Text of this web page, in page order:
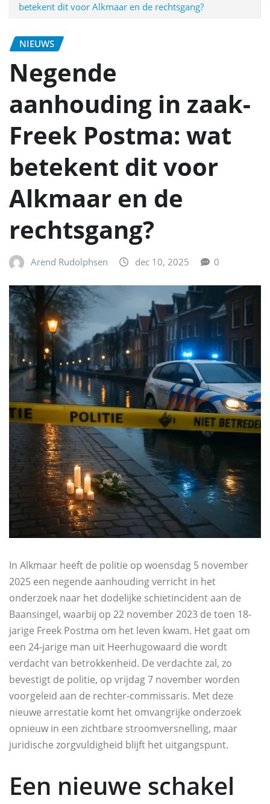
betekent dit voor Alkmaar en de rechtsgang?
NIEUWS
Negende
aanhouding in zaak-
Freek Postma: wat
betekent dit voor
Alkmaar en de
rechtsgang?
Arend Rudolphsen dec 10, 2025 0
In Alkmaar heeft de politie op woensdag 5 november
2025 een negende aanhouding verricht in het
onderzoek naar het dodelijke schietincident aan de
Baansingel, waarbij op 22 november 2023 de toen 18-
jarige Freek Postma om het leven kwam. Het gaat om
een 24-jarige man uit Heerhugowaard die wordt
verdacht van betrokkenheid. De verdachte zal, zo
bevestigt de politie, op vrijdag 7 november worden
voorgeleid aan de rechter-commissaris. Met deze
nieuwe arrestatie komt het omvangrijke onderzoek
opnieuw in een zichtbare stroomversnelling, maar
juridische zorgvuldigheid blijft het uitgangspunt.
Een nieuwe schakel